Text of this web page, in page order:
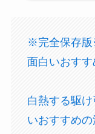
※完全保存版
面白いおす
白熱する駆
いおすすめ